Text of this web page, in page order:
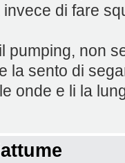
di fare
pumping, non
la sento di
onde e li la